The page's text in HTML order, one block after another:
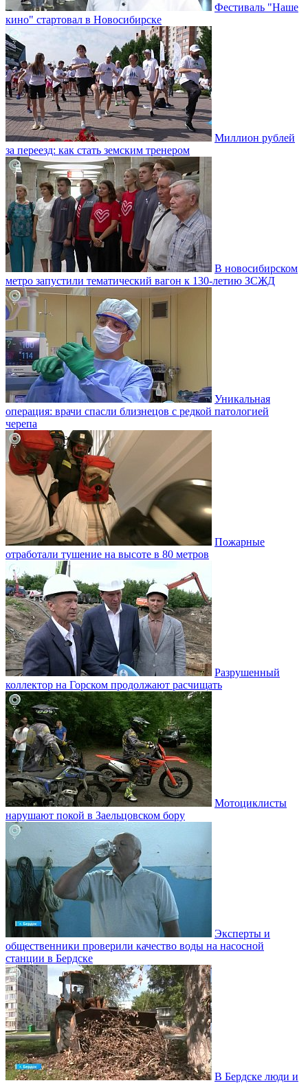
Фестиваль "Наше
кино" стартовал в Новосибирске
Миллион рублей
за переезд: как стать земским тренером
В новосибирском
метро запустили тематический вагон к 130-летию ЗСЖД
Уникальная
операция: врачи спасли близнецов с редкой патологией
черепа
Пожарные
отработали тушение на высоте в 80 метров
Разрушенный
коллектор на Горском продолжают расчищать
Мотоциклисты
нарушают покой в Заельцовском бору
Эксперты и
общественники проверили качество воды на насосной
станции в Бердске
В Бердске люди и